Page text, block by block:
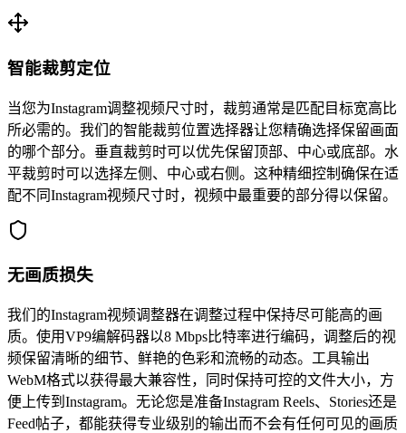
智能裁剪定位
当您为Instagram调整视频尺寸时，裁剪通常是匹配目标宽高比
所必需的。我们的智能裁剪位置选择器让您精确选择保留画面
的哪个部分。垂直裁剪时可以优先保留顶部、中心或底部。水
平裁剪时可以选择左侧、中心或右侧。这种精细控制确保在适
配不同Instagram视频尺寸时，视频中最重要的部分得以保留。
无画质损失
我们的Instagram视频调整器在调整过程中保持尽可能高的画
质。使用VP9编解码器以8 Mbps比特率进行编码，调整后的视
频保留清晰的细节、鲜艳的色彩和流畅的动态。工具输出
WebM格式以获得最大兼容性，同时保持可控的文件大小，方
便上传到Instagram。无论您是准备Instagram Reels、Stories还是
Feed帖子，都能获得专业级别的输出而不会有任何可见的画质